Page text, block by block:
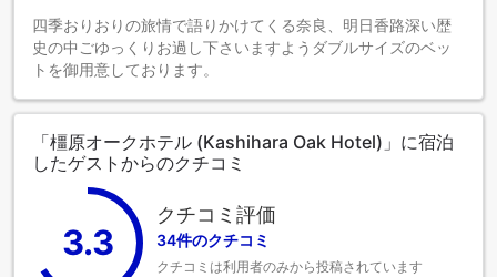
四季おりおりの旅情で語りかけてくる奈良、明日香路深い歴
史の中ごゆっくりお過し下さいますようダブルサイズのベッ
トを御用意しております。
「橿原オークホテル (Kashihara Oak Hotel)」に宿泊
したゲストからのクチコミ
3.3
クチコミ評価
34件のクチコミ
クチコミは利用者のみから投稿されています